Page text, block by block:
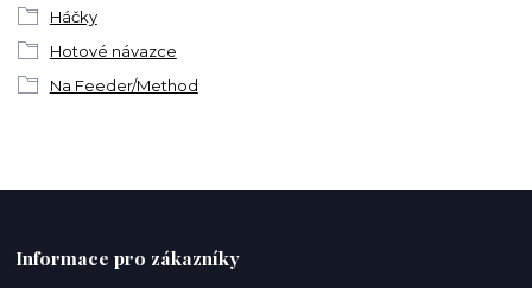
Háčky
Hotové návazce
Na Feeder/Method
Informace pro zákazníky